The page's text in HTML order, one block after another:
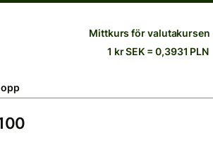
Mittkurs för valutakursen
1 kr SEK = 0,3931 PLN